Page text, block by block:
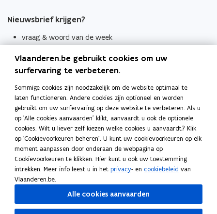
Nieuwsbrief krijgen?
vraag & woord van de week
Schrijf je in
Thema's
Taaladviezen
Spellingregels
Tips voor duidelijke taal
Bekijk ook
Spellingtests
Boek- en webwijzer
Vlaanderen.be gebruikt cookies om uw
surfervaring te verbeteren.
Sommige cookies zijn noodzakelijk om de website optimaal te
laten functioneren. Andere cookies zijn optioneel en worden
gebruikt om uw surfervaring op deze website te verbeteren. Als u
op 'Alle cookies aanvaarden' klikt, aanvaardt u ook de optionele
cookies. Wilt u liever zelf kiezen welke cookies u aanvaardt? Klik
op 'Cookievoorkeuren beheren'. U kunt uw cookievoorkeuren op elk
moment aanpassen door onderaan de webpagina op
Cookievoorkeuren te klikken. Hier kunt u ook uw toestemming
intrekken. Meer info leest u in het privacy- en cookiebeleid van
Vlaanderen.be.
Alle cookies aanvaarden